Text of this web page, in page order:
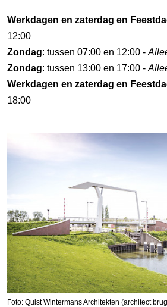
Werkdagen en zaterdag en
12:00
Zondag: tussen 07:00 en 12:00 -
Zondag: tussen 13:00 en 17:00 -
Werkdagen en zaterdag en
18:00
Foto: Quist Wintermans Architekten (architect